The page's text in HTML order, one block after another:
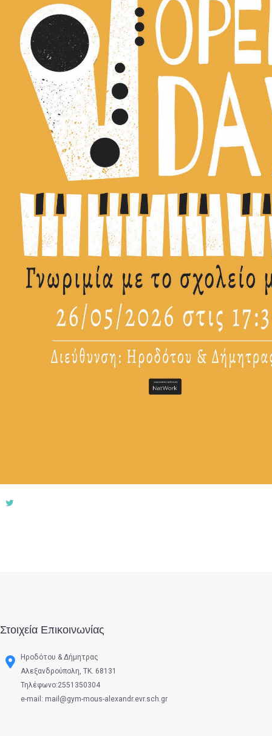
Στοιχεία Επικοινωνίας
Ηροδότου & Δήμητρας
Αλεξανδρούπολη, ΤΚ. 68131
Τηλέφωνο:2551350304
e-mail: mail@gym-mous-alexandr.evr.sch.gr